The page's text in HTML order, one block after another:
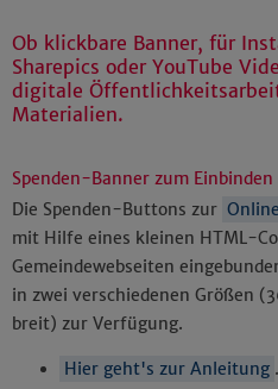
Ob klickbare Banner, für
Sharepics oder YouTube
digitale
Materialien.
Spenden-Banner zum Einbinden
Die Spenden-Buttons zur
mit Hilfe eines kleinen HTML-
Gemeindewebseiten
in zwei verschiedenen Größen
breit) zur Verfügung.
Hier geht's zur Anleitung .